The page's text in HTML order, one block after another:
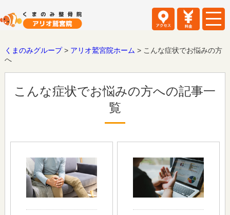
くまのみグループ> アリオ鷲宮院ホーム > こんな症状でお悩みの方
へ
こんな症状でお悩みの方への記事一
覧